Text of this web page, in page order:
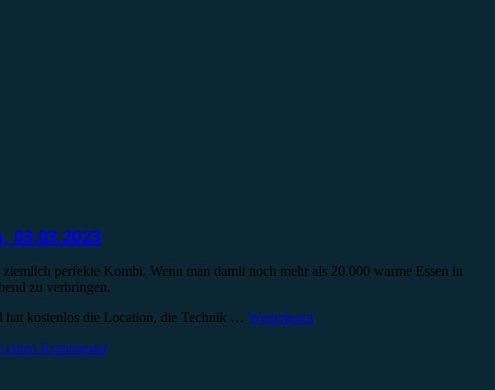
ziemlich perfekte Kombi. Wenn man damit noch mehr als 20.000 warme Essen in
zu verbringen.
hat kostenlos die Location, die Technik … Weiterlesen
einen Kommentar